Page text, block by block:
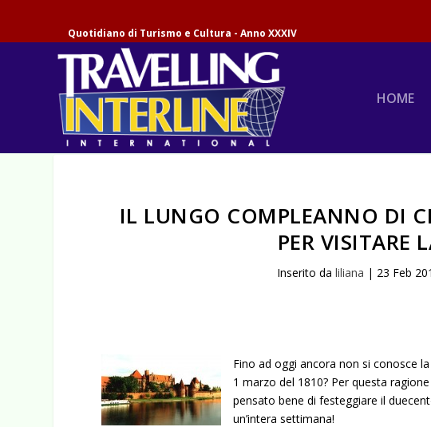
Quotidiano di Turismo e Cultura - Anno XXXIV
HOME
IL LUNGO COMPLEANNO DI
PER VISITARE
Inserito daliliana | 23 Feb
Fino ad oggi ancora non si conosce
1 marzo del 1810? Per questa ragione
pensato bene di festeggiare il
un’intera settimana!